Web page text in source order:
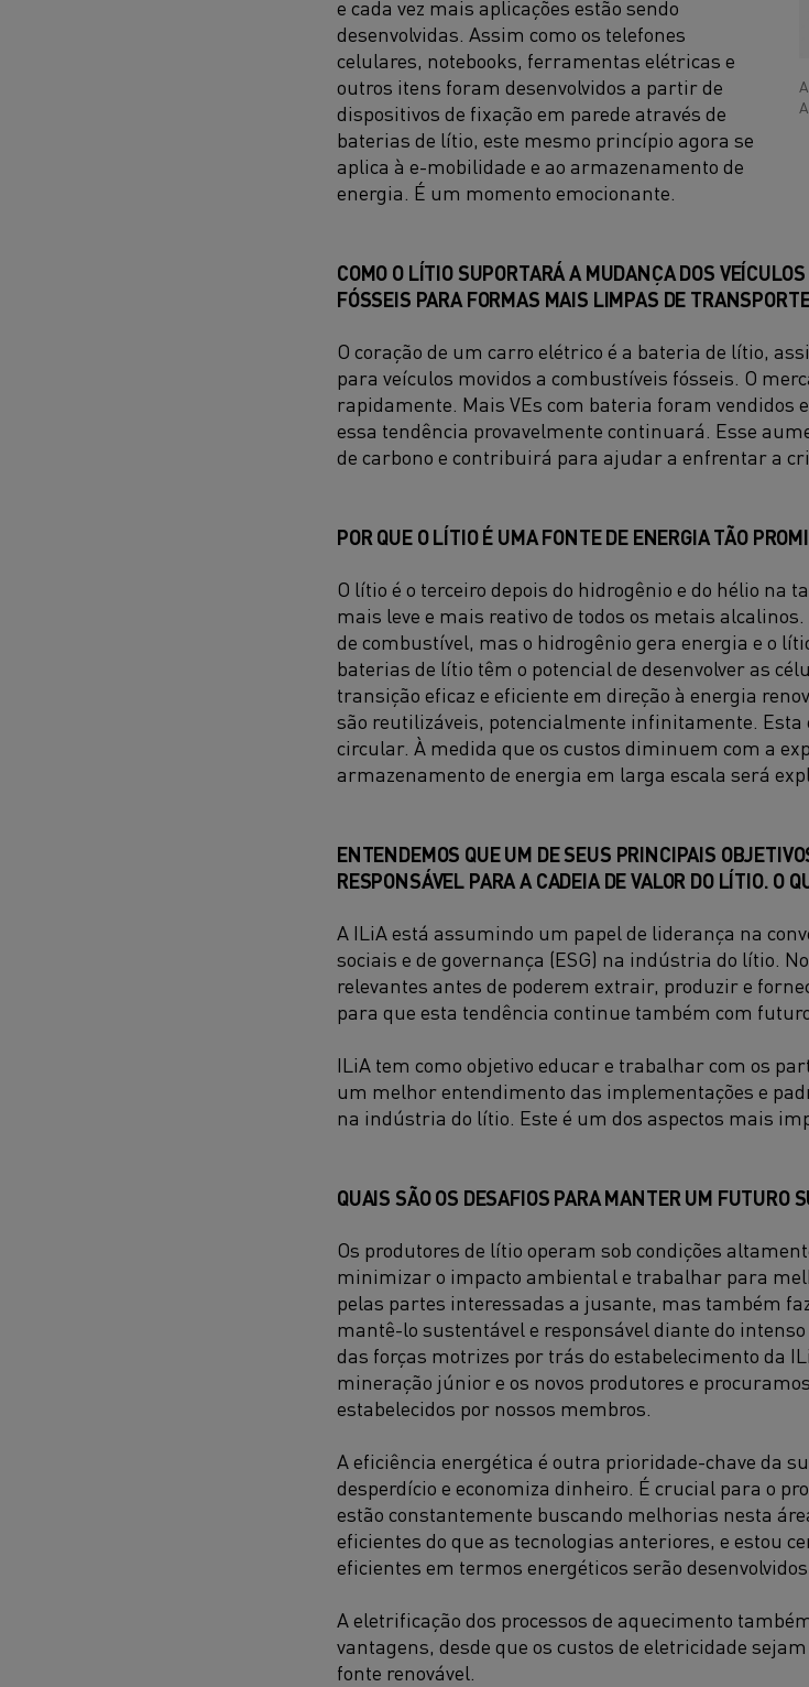
e cada vez mais aplicações estão sendo
desenvolvidas. Assim como os telefones
celulares, notebooks, ferramentas elétricas e
outros itens foram desenvolvidos a partir de
dispositivos de fixação em parede através de
baterias de lítio, este mesmo princípio agora se
aplica à e-mobilidade e ao armazenamento de
energia. É um momento emocionante.
COMO O LÍTIO SUPORTARÁ A MUDANÇA DOS
FÓSSEIS PARA FORMAS MAIS LIMPAS DE
O coração de um carro elétrico é a bateria de lítio,
para veículos movidos a combustíveis fósseis. O
rapidamente. Mais VEs com bateria foram vendidos
essa tendência provavelmente continuará. Esse
de carbono e contribuirá para ajudar a enfrentar a
POR QUE O LÍTIO É UMA FONTE DE ENERGIA TÃO
O lítio é o terceiro depois do hidrogênio e do hélio na
mais leve e mais reativo de todos os metais
de combustível, mas o hidrogênio gera energia e o
baterias de lítio têm o potencial de desenvolver as
transição eficaz e eficiente em direção à energia
são reutilizáveis, potencialmente infinitamente. Esta
circular. À medida que os custos diminuem com a
armazenamento de energia em larga escala será
ENTENDEMOS QUE UM DE SEUS PRINCIPAIS
RESPONSÁVEL PARA A CADEIA DE VALOR DO LÍTIO. O
A ILiA está assumindo um papel de liderança na
sociais e de governança (ESG) na indústria do lítio.
relevantes antes de poderem extrair, produzir e
para que esta tendência continue também com
ILiA tem como objetivo educar e trabalhar com os
um melhor entendimento das implementações e
na indústria do lítio. Este é um dos aspectos mais
QUAIS SÃO OS DESAFIOS PARA MANTER UM FUTURO
Os produtores de lítio operam sob condições
minimizar o impacto ambiental e trabalhar para
pelas partes interessadas a jusante, mas também
mantê-lo sustentável e responsável diante do
das forças motrizes por trás do estabelecimento da
mineração júnior e os novos produtores e
estabelecidos por nossos membros.
A eficiência energética é outra prioridade-chave da
desperdício e economiza dinheiro. É crucial para o
estão constantemente buscando melhorias nesta
eficientes do que as tecnologias anteriores, e estou
eficientes em termos energéticos serão
A eletrificação dos processos de aquecimento
vantagens, desde que os custos de eletricidade
fonte renovável.